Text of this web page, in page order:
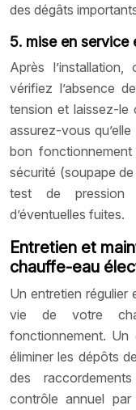
des dégâts
5. mise en
Après
vérifiez l’absence
tension et laissez-le
assurez-vous
bon
sécurité (soupape
test de pression
d’éventuelles fuites.
Entretien et
chauffe-eau
Un entretien régulier
vie de votre
fonctionnement. Un
éliminer les dépôts
des
contrôle annuel par